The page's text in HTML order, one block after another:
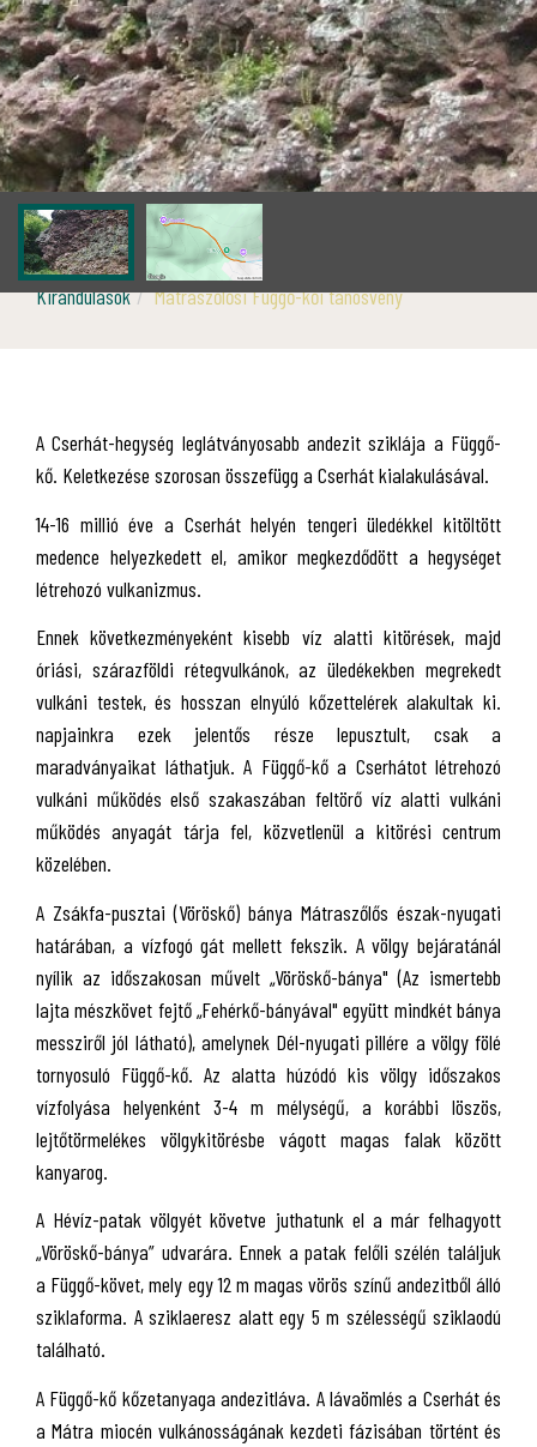
Kirándulások Mátraszőlősi Függő-kői tanösvény
A Cserhát-hegység leglátványosabb andezit sziklája a Függő-
kő. Keletkezése szorosan összefügg a Cserhát kialakulásával.
14-16 millió éve a Cserhát helyén tengeri üledékkel kitöltött
medence helyezkedett el, amikor megkezdődött a hegységet
létrehozó vulkanizmus.
Ennek következményeként kisebb víz alatti kitörések, majd
óriási, szárazföldi rétegvulkánok, az üledékekben megrekedt
vulkáni testek, és hosszan elnyúló kőzettelérek alakultak ki.
napjainkra ezek jelentős része lepusztult, csak a
maradványaikat láthatjuk. A Függő-kő a Cserhátot létrehozó
vulkáni működés első szakaszában feltörő víz alatti vulkáni
működés anyagát tárja fel, közvetlenül a kitörési centrum
közelében.
A Zsákfa-pusztai (Vöröskő) bánya Mátraszőlős észak-nyugati
határában, a vízfogó gát mellett fekszik. A völgy bejáratánál
nyílik az időszakosan művelt „Vöröskő-bánya" (Az ismertebb
lajta mészkövet fejtő „Fehérkő-bányával" együtt mindkét bánya
messziről jól látható), amelynek Dél-nyugati pillére a völgy fölé
tornyosuló Függő-kő. Az alatta húzódó kis völgy időszakos
vízfolyása helyenként 3-4 m mélységű, a korábbi löszös,
lejtőtörmelékes völgykitörésbe vágott magas falak között
kanyarog.
A Hévíz-patak völgyét követve juthatunk el a már felhagyott
„Vöröskő-bánya” udvarára. Ennek a patak felőli szélén találjuk
a Függő-követ, mely egy 12 m magas vörös színű andezitből álló
sziklaforma. A sziklaeresz alatt egy 5 m szélességű sziklaodú
található.
A Függő-kő kőzetanyaga andezitláva. A lávaömlés a Cserhát és
a Mátra miocén vulkánosságának kezdeti fázisában történt és